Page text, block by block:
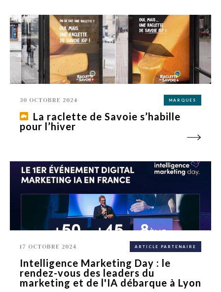
30 OCTOBRE 2024 MARQUES
La raclette de Savoie s’habille
pour l’hiver
17 OCTOBRE 2024 ARTICLE PARTENAIRE
Intelligence Marketing Day : le
rendez-vous des leaders du
marketing et de l'IA débarque à Lyon